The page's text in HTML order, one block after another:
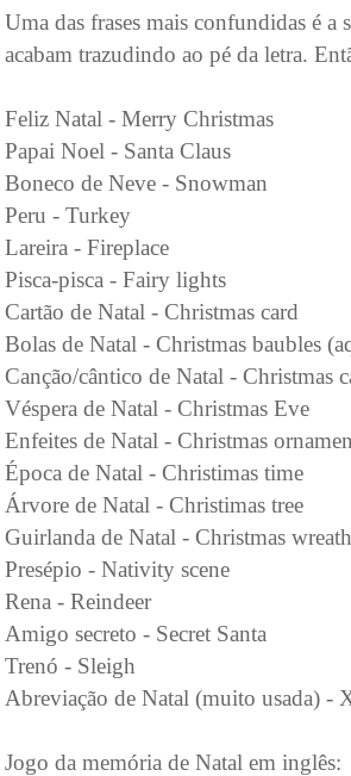
Uma das frases mais confundidas é
acabam trazudindo ao pé da letra.
Feliz Natal - Merry Christmas
Papai Noel - Santa Claus
Boneco de Neve - Snowman
Peru - Turkey
Lareira - Fireplace
Pisca-pisca - Fairy lights
Cartão de Natal - Christmas card
Bolas de Natal - Christmas baubles
Canção/cântico de Natal - Christmas
Véspera de Natal - Christmas Eve
Enfeites de Natal - Christmas
Época de Natal - Christimas time
Árvore de Natal - Christimas tree
Guirlanda de Natal - Christmas wreath
Presépio - Nativity scene
Rena - Reindeer
Amigo secreto - Secret Santa
Trenó - Sleigh
Abreviação de Natal (muito usada) -
Jogo da memória de Natal em inglês: